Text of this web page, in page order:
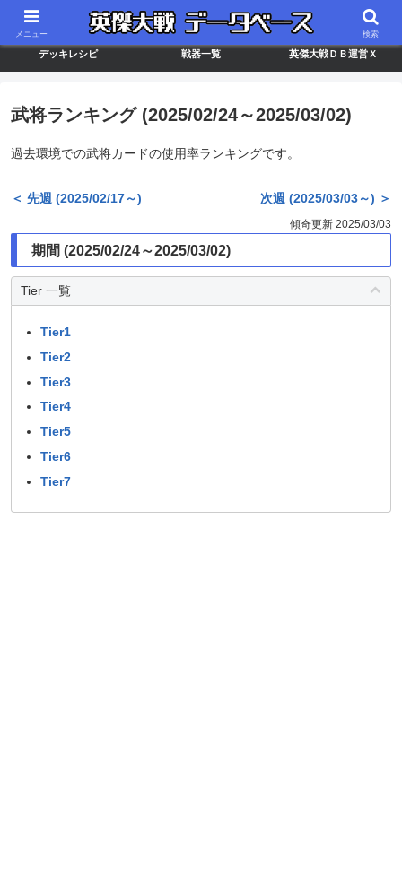
最新バージョン情報 武将ランキング カードリスト
デッキレシピ 戦器一覧 英傑大戦ＤＢ運営Ｘ
武将ランキング (2025/02/24～2025/03/02)
過去環境での武将カードの使用率ランキングです。
＜ 先週 (2025/02/17～) 次週 (2025/03/03～) ＞
傾奇更新 2025/03/03
期間 (2025/02/24～2025/03/02)
Tier 一覧
Tier1
Tier2
Tier3
Tier4
Tier5
Tier6
Tier7
メニュー 検索